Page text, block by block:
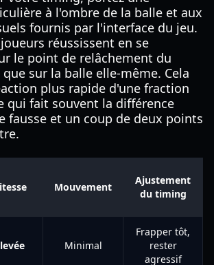
à l'ombre de la balle et aux
fournis par l'interface du jeu.
réussissent en se
le point de relâchement du
sur la balle elle-même. Cela
plus rapide d'une fraction
qui fait souvent la différence
fausse et un coup de deux points
Mouvement
Ajustement
du timing
Minimal
Frapper tôt,
rester
agressif